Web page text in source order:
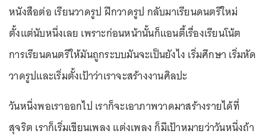
หนังสือต่อ เรียนวาดรูป ฝึกวาดรูป กลับมาเรียนดนตรีใหม่
ตั้งแต่นับหนึ่งเลย เพราะก่อนหน้านั้นก็แอนตี้เรื่องเรียนโน้ต
การเรียนดนตรีให้มันถูกระบบมันจะเป็นยังไง เริ่มศึกษา เริ่มหัด
วาดรูปและเริ่มตั้งเป้าว่าเราจะสร้างงานศิลปะ
วันหนึ่งพอเราออกไป เราก็จะเอาภาพวาดมาสร้างรายได้ที่
สุจริต เราก็เริ่มเขียนเพลง แต่งเพลง ก็มีเป้าหมายว่าวันหนึ่งถ้า